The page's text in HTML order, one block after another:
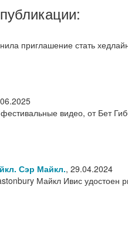
приглашение стать
видео, от Бет
Сэр Майкл., 29.04.2024
Майкл Ивис удостоен